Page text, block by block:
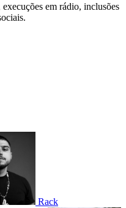
em rádio, inclusões
Rack